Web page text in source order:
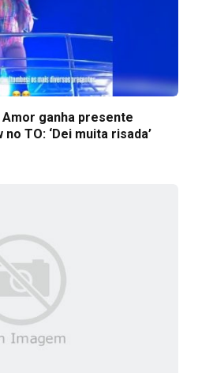
ganha presente
TO: ‘Dei muita risada’